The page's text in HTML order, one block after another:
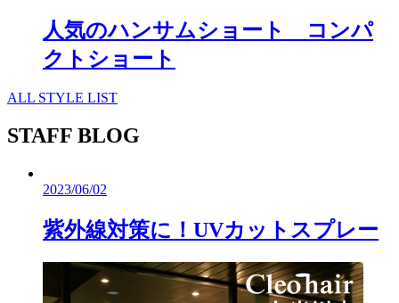
人気のハンサムショート コンパ
クトショート
ALL STYLE LIST
STAFF BLOG
2023/06/02
紫外線対策に！UVカットスプレー